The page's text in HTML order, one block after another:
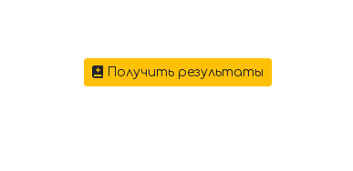
Получить результаты